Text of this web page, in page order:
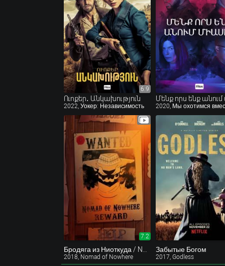
6.9
6.9
Ուոքեր․ Անկախություն
2022, Уокер: Независимость 2020, Мы охотимся
7.2
Бродяга из Ниоткуда / Nomad of Nowhere (2018)
2018, Nomad of Nowhere
Забытые Богом
2017, Godless